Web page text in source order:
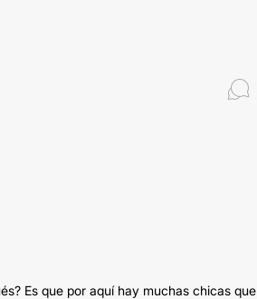
Es que por aquí hay muchas chicas que